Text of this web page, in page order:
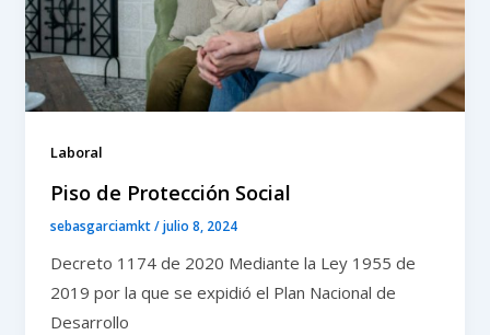
Laboral
Piso de Protección Social
sebasgarciamkt/julio 8, 2024
Decreto 1174 de 2020 Mediante la Ley 1955 de
2019 por la que se expidió el Plan Nacional de
Desarrollo